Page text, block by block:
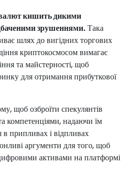
кишить дикими
зрушеннями.Така
шлях до вигідних торгових
криптокосмосом вимагає
та майстерності, щоб
для отримання прибуткової
щоб озброїти спекулянтів
компетенціями, надаючи їм
в припливах і відпливах
аргументи для того, щоб
активами на платформі